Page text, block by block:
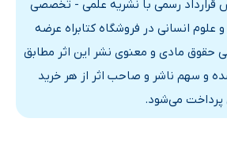
اساس قرارداد رسمی با نشریه علمی - تخصصی
انسانی در فروشگاه کتابراه عرضه
حقوق مادی و معنوی نشر این اثر مطابق
و سهم ناشر و صاحب اثر از هر خرید
پرداخت می‌شود.